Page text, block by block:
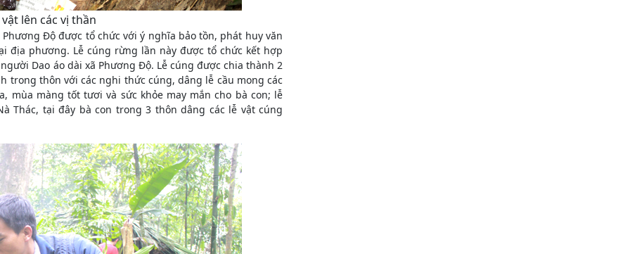
lên các vị thần
Độ được tổ chức với ý nghĩa bảo tồn, phát huy văn
địa phương. Lễ cúng rừng lần này được tổ chức kết hợp
Dao áo dài xã Phương Độ. Lễ cúng được chia thành 2
trong thôn với các nghi thức cúng, dâng lễ cầu mong các
mùa màng tốt tươi và sức khỏe may mắn cho bà con; lễ
Thác, tại đây bà con trong 3 thôn dâng các lễ vật cúng